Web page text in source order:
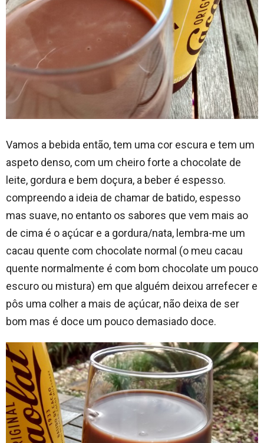
Vamos a bebida então, tem uma cor escura e tem um
aspeto denso, com um cheiro forte a chocolate de
leite, gordura e bem doçura, a beber é espesso.
compreendo a ideia de chamar de batido, espesso
mas suave, no entanto os sabores que vem mais ao
de cima é o açúcar e a gordura/nata, lembra-me um
cacau quente com chocolate normal (o meu cacau
quente normalmente é com bom chocolate um pouco
escuro ou mistura) em que alguém deixou arrefecer e
pôs uma colher a mais de açúcar, não deixa de ser
bom mas é doce um pouco demasiado doce.